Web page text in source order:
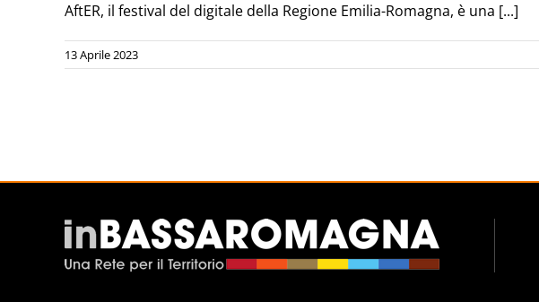
AftER, il festival del digitale della Regione Emilia-Romagna, è una [...]
13 Aprile 2023